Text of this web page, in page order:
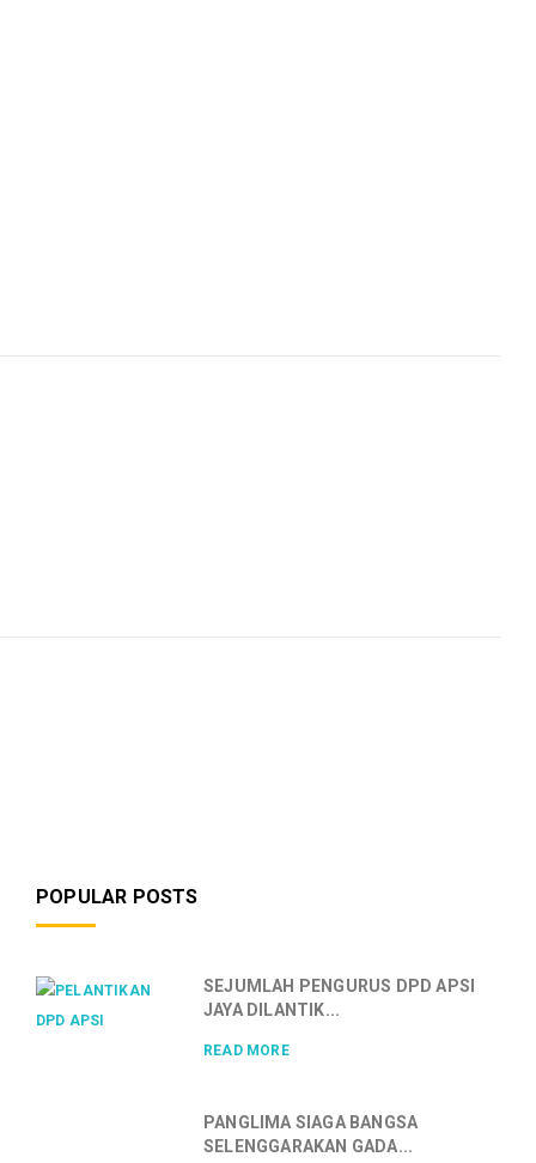
POPULAR POSTS
SEJUMLAH PENGURUS DPD APSI
JAYA DILANTIK...
READ MORE
PANGLIMA SIAGA BANGSA
SELENGGARAKAN GADA...